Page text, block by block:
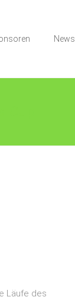
News
Läufe des